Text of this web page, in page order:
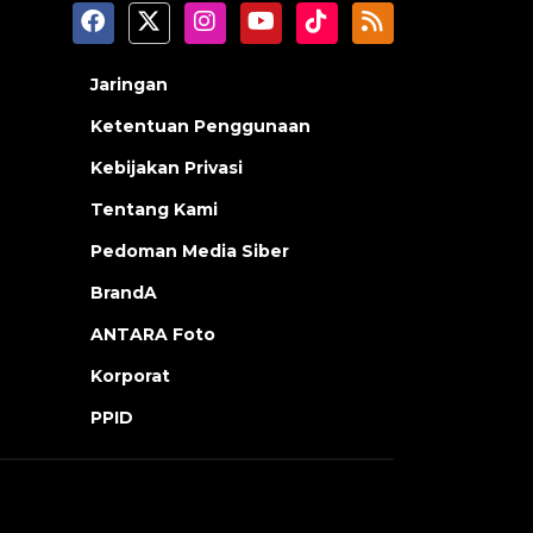
Jaringan
Ketentuan Penggunaan
Kebijakan Privasi
Tentang Kami
Pedoman Media Siber
BrandA
ANTARA Foto
Korporat
PPID